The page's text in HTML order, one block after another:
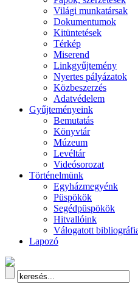
Világi munkatársak
Dokumentumok
Kitüntetések
Térkép
Miserend
Linkgyűjtemény
Nyertes pályázatok
Közbeszerzés
Adatvédelem
Gyűjteményeink
Bemutatás
Könyvtár
Múzeum
Levéltár
Videósorozat
Történelmünk
Egyházmegyénk
Püspökök
Segédpüspökök
Hitvallóink
Válogatott
Lapozó